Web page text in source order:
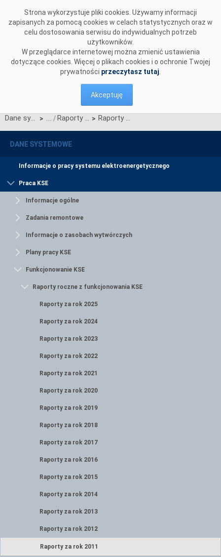
Strona wykorzystuje pliki cookies. Używamy informacji
zapisanych za pomocą cookies w celach statystycznych oraz w
celu dostosowania serwisu do indywidualnych potrzeb
użytkowników.
W przeglądarce internetowej można zmienić ustawienia
dotyczące cookies. Więcej o plikach cookies i o ochronie Twojej
prywatności przeczytasz tutaj
Akceptuję
Dane systemowe > Raporty roczne z funkcjonowania KSE > Raporty za rok 2011
DANE SYSTEMOWE
Informacje o pracy systemu elektroenergetycznego
Praca KSE
Informacje ogólne
Zadania remontowe
Informacje o zasobach wytwórczych
Plany pracy KSE
Funkcjonowanie KSE
Raporty roczne z funkcjonowania KSE
Raporty za rok 2025
Raporty za rok 2024
Raporty za rok 2023
Raporty za rok 2022
Raporty za rok 2021
Raporty za rok 2020
Raporty za rok 2019
Raporty za rok 2018
Raporty za rok 2017
Raporty za rok 2016
Raporty za rok 2015
Raporty za rok 2014
Raporty za rok 2013
Raporty za rok 2012
Raporty za rok 2011